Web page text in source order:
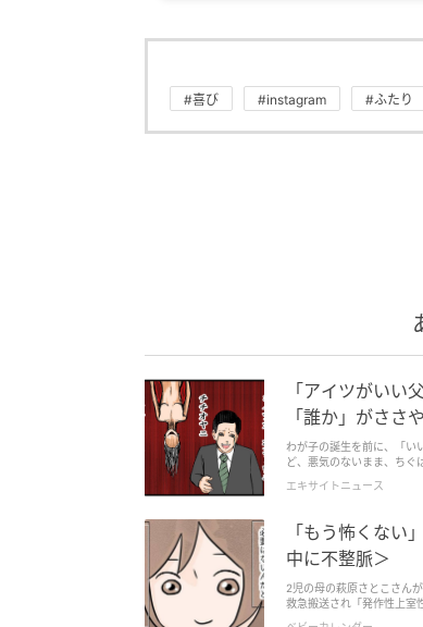
#喜び #instagram #ふたり
「アイツがいい
「誰か」がささ
わが子の誕生を前に、「い
ど、悪気のないまま、ちぐ
エキサイトニュース
「もう怖くな
中に不整脈＞
2児の母の萩原さとこさんが第2子
救急搬送され「発作性上室